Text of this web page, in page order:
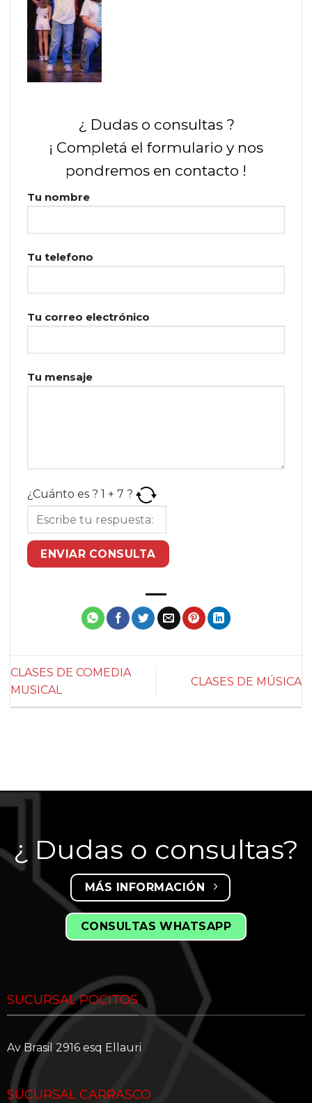
¿ Dudas o consultas ?
¡ Completá el formulario y nos
pondremos en contacto !
Tu nombre
Tu telefono
Tu correo electrónico
Tu mensaje
¿Cuánto es ? 1 + 7 ?
CLASES DE COMEDIA
MUSICAL
CLASES DE MÚSICA
¿ Dudas o consultas?
MÁS INFORMACIÓN
CONSULTAS WHATSAPP
SUCURSAL POCITOS
Av Brasil 2916 esq Ellauri
SUCURSAL CARRASCO